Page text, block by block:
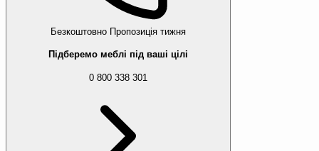
Безкоштовно Пропозиція тижня
Підберемо меблі під ваші цілі
0 800 338 301